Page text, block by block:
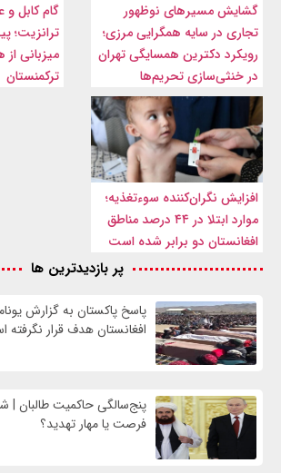
گشایش مسیرهای نوظهور
تجاری در سایه همگرایی مرزی؛
رویکرد دکترین همسایگی تهران
در خنثی‌سازی تحریم‌ها
گام کابل
ترانزیت؛
ترکمنستان
افزایش نگران‌کننده سوءتغذیه؛
موارد ابتلا در ۴۴ درصد مناطق
افغانستان دو برابر شده است
پر بازدیدترین ها
پاسخ پاکستان به گزارش
افغانستان هدف قرار نگرفته
پنج‌سالگی حاکمیت طالبان |
فرصت‌ یا مهار تهدید؟